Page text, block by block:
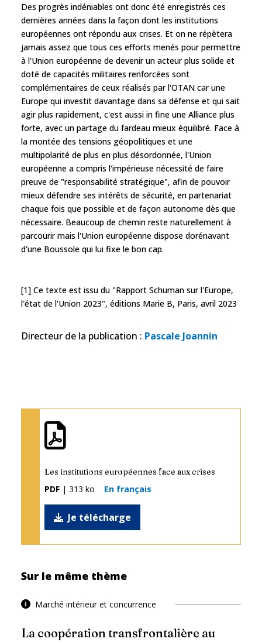
Des progrès indéniables ont donc été enregistrés ces
dernières années dans la façon dont les institutions
européennes ont répondu aux crises. Et on ne répètera
jamais assez que tous ces efforts menés pour permettre
à l'Union européenne de devenir un acteur plus solide et
doté de capacités militaires renforcées sont
complémentaires de ceux réalisés par l'OTAN car une
Europe qui investit davantage dans sa défense et qui sait
agir plus rapidement, c'est aussi in fine une Alliance plus
forte, avec un partage du fardeau mieux équilibré. Face à
la montée des tensions géopolitiques et une
multipolarité de plus en plus désordonnée, l'Union
européenne a compris l'impérieuse nécessité de faire
preuve de "responsabilité stratégique", afin de pouvoir
mieux défendre ses intérêts de sécurité, en partenariat
chaque fois que possible et de façon autonome dès que
nécessaire. Beaucoup de chemin reste naturellement à
parcourir mais l'Union européenne dispose dorénavant
d'une Boussole qui lui fixe le bon cap.
[1] Ce texte est issu du "Rapport Schuman sur l'Europe,
l'état de l'Union 2023", éditions Marie B, Paris, avril 2023
Directeur de la publication : Pascale Joannin
Les institutions européennes face aux crises
PDF | 313 ko En français
Je télécharge
Sur le même thème
Marché intérieur et concurrence
La coopération transfrontalière au